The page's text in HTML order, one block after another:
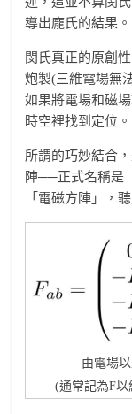
導出龐氏的結果。
閔氏真正的原創
炮製(三維電場無
如果將電場和磁
時空裡找到定位。
所謂的巧妙結合
陣──正式名稱是
「電磁方陣」，
由電場
(通常記為F